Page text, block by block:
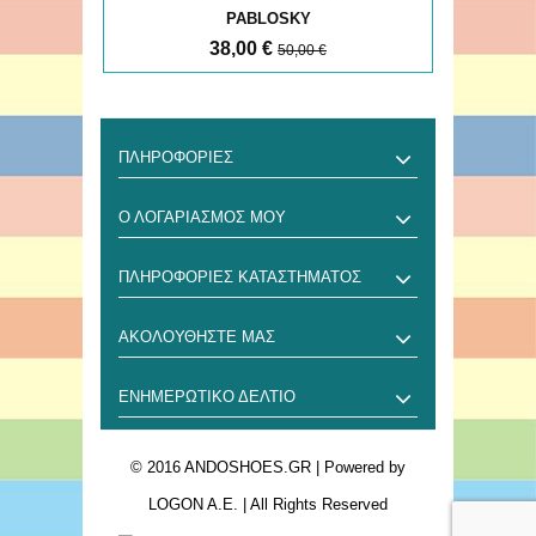
PABLOSKY
38,00 € 50,00 €
ΠΛΗΡΟΦΟΡΊΕΣ
Ο ΛΟΓΑΡΙΑΣΜΌΣ ΜΟΥ
ΠΛΗΡΟΦΟΡΊΕΣ ΚΑΤΑΣΤΉΜΑΤΟΣ
ΑΚΟΛΟΥΘΉΣΤΕ ΜΑΣ
ΕΝΗΜΕΡΩΤΙΚΌ ΔΕΛΤΊΟ
© 2016 ANDOSHOES.GR | Powered by
LOGON A.E. | All Rights Reserved